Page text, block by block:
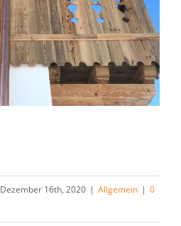
Dezember 16th, 2020 | Allgemein | 0